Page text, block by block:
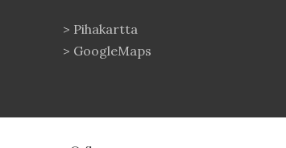
> Pihakartta
> GoogleMaps